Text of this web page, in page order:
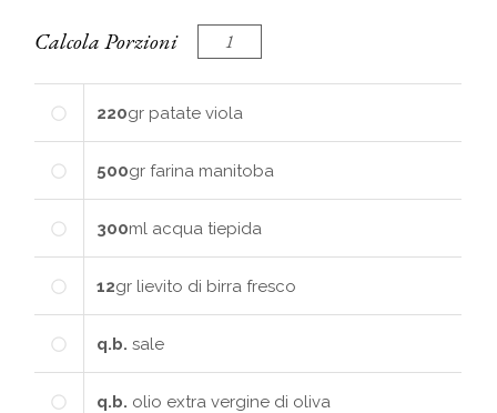
Calcola Porzioni
220gr patate viola
500gr farina manitoba
300ml acqua tiepida
12gr lievito di birra fresco
q.b. sale
q.b. olio extra vergine di oliva